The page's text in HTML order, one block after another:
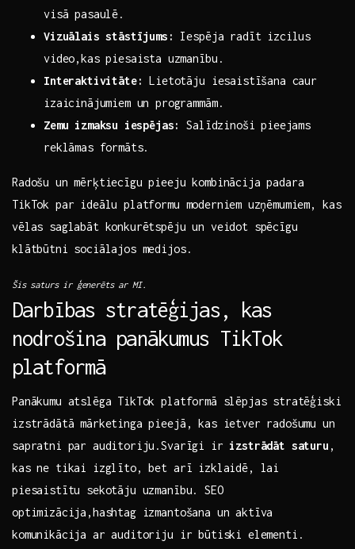
visā pasaulē.
Vizuālais stāstījums:
Iespēja radīt izcilus
video,kas piesaista‌ uzmanību.
Interaktivitāte: Lietotāju iesaistīšana caur
izaicinājumiem un programmām.
Zemu izmaksu ⁢iespējas:
Salīdzinoši pieejams
reklāmas formāts.
Radošu un mērķtiecīgu pieeju kombinācija padara
TikTok par ideālu platformu ‌moderniem ⁤uzņēmumiem, kas
vēlas saglabāt konkurētspēju un veidot spēcīgu
klātbūtni sociālajos medijos.
Šis saturs ​ir ģenerēts ar MI.
Darbības stratēģijas, kas
nodrošina panākumus TikTok
platformā
Panākumu atslēga TikTok platformā slēpjas‍ stratēģiski
izstrādātā mārketinga pieejā,‍ kas ietver radošumu un
sapratni par auditoriju.Svarīgi ir izstrādāt saturu ,
kas ne tikai izglīto, ‍bet arī izklaidē, lai
piesaistītu sekotāju uzmanību. SEO
optimizācija,hashtag izmantošana un aktīva
komunikācija ar auditoriju ir būtiski elementi.